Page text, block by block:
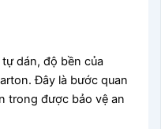
dán, độ bền của
Đây là bước quan
trong được bảo vệ an